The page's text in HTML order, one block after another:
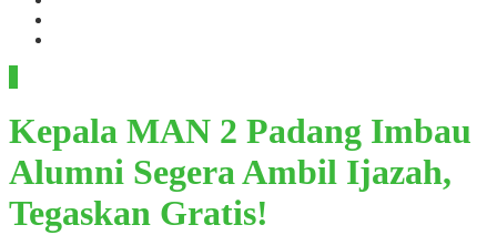
Kepala MAN 2 Padang Imbau
Alumni Segera Ambil Ijazah,
Tegaskan Gratis!